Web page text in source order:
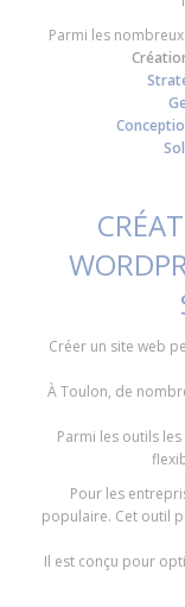
Parmi les
Créer un site web
À Toulon, de
Parmi les outils
Pour les
populaire. Cet outil
Il est conçu pour